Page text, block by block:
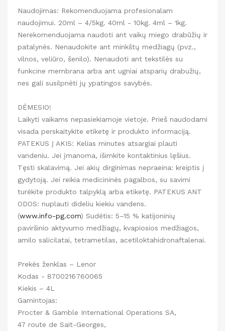
Naudojimas: Rekomenduojama profesionalam
naudojimui. 20ml – 4/5kg. 40ml - 10kg. 4ml – 1kg.
Nerekomenduojama naudoti ant vaikų miego drabūžių ir
patalynės. Nenaudokite ant minkštų medžiagų (pvz.,
vilnos, veliūro, šenilo). Nenaudoti ant tekstilės su
funkcine membrana arba ant ugniai atsparių drabužių,
nes gali susilpnėti jų ypatingos savybės.
DĖMESIO!
Laikyti vaikams nepasiekiamoje vietoje. Prieš naudodami
visada perskaitykite etiketę ir produkto informaciją.
PATEKUS Į AKIS: Kelias minutes atsargiai plauti
vandeniu. Jei įmanoma, išimkite kontaktinius lęšius.
Tęsti skalavimą. Jei akių dirginimas nepraeina: kreiptis į
gydytoją. Jei reikia medicininės pagalbos, su savimi
turėkite produkto talpyklą arba etiketę. PATEKUS ANT
ODOS: nuplauti dideliu kiekiu vandens.
(www.info-pg.com) Sudėtis: 5–15 % katijoninių
paviršinio aktyvumo medžiagų, kvapiosios medžiagos,
amilo salicilatai, tetrametilas, acetiloktahidronaftalenai.
Prekės ženklas – Lenor
Kodas - 8700216760065
Kiekis – 4L
Gamintojas:
Procter & Gamble International Operations SA,
47 route de Sait-Georges,